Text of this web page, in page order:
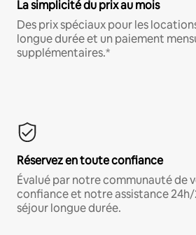
La simplicité du prix au mois
Des prix spéciaux pour les
longue durée et un paiement
supplémentaires.*
Réservez en toute confiance
Évalué par notre communauté de
confiance et notre assistance
séjour longue durée.